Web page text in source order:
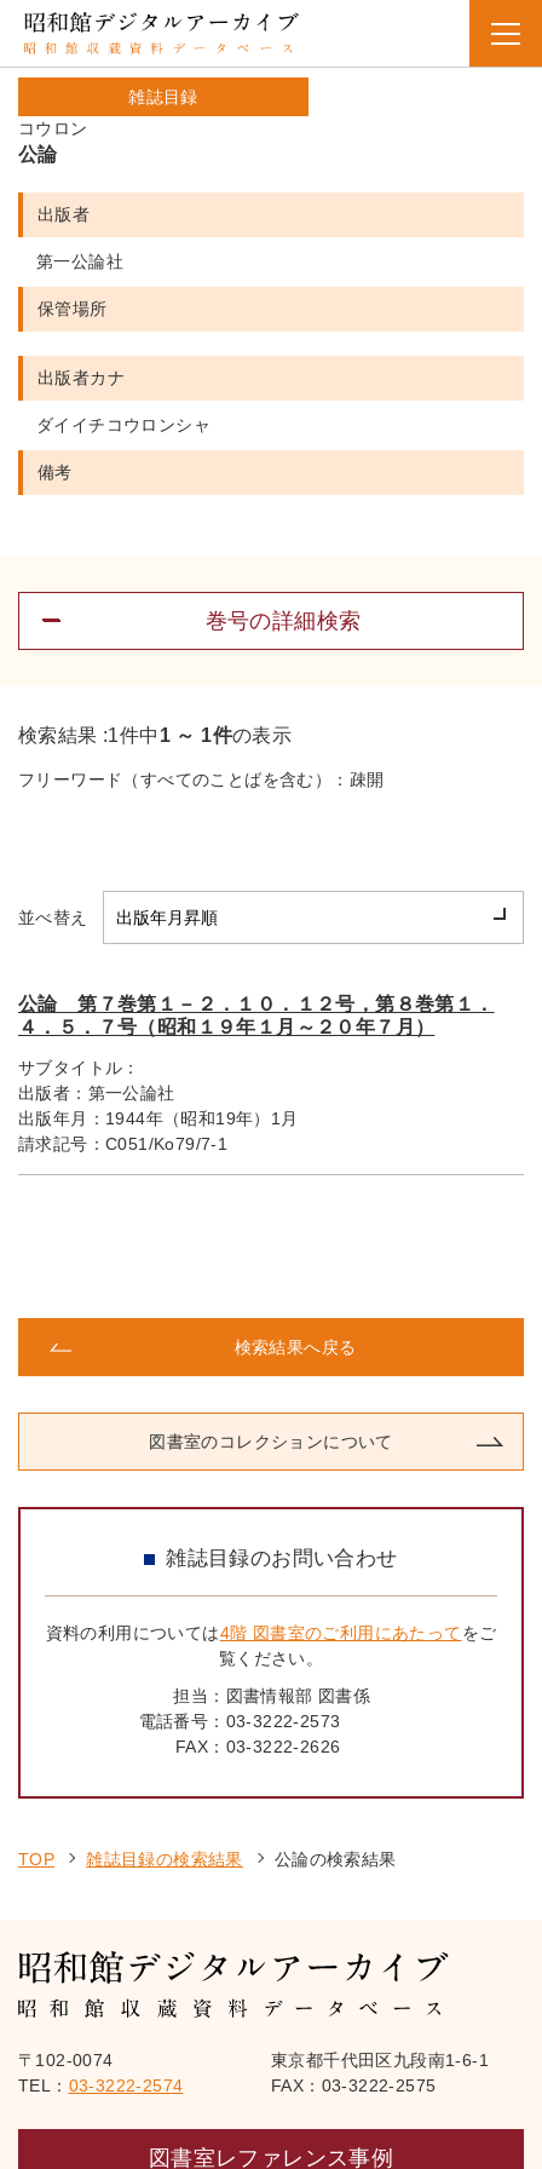
雑誌目録
コウロン
公論
出版者
第一公論社
保管場所
出版者カナ
ダイイチコウロンシャ
備考
巻号の詳細検索
検索結果 :1件中 1 ～ 1件の表示
フリーワード（すべてのことばを含む）： 疎開
並べ替え
公論 第７巻第１－２．１０．１２号，第８巻第１．
４．５．７号（昭和１９年１月～２０年７月）
サブタイトル：
出版者： 第一公論社
出版年月： 1944年（昭和19年）1月
請求記号： C051/Ko79/7-1
検索結果へ戻る
図書室のコレクションについて
雑誌目録のお問い合わせ
資料の利用については4階 図書室のご利用にあたってをご
覧ください。
担当： 図書情報部 図書係
電話番号： 03-3222-2573
FAX： 03-3222-2626
TOP 雑誌目録の検索結果 公論の検索結果
〒102-0074
東京都千代田区九段南1-6-1
TEL： 03-3222-2574 FAX：03-3222-2575
図書室レファレンス事例